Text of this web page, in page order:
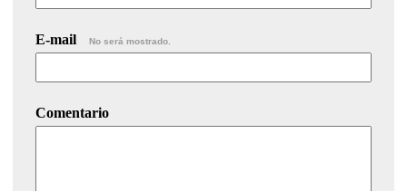
E-mail No será mostrado.
Comentario